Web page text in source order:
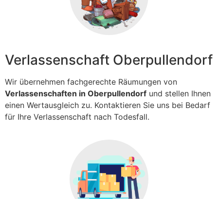
Verlassenschaft Oberpullendorf
Wir übernehmen fachgerechte Räumungen von
Verlassenschaften in Oberpullendorf und stellen Ihnen
einen Wertausgleich zu. Kontaktieren Sie uns bei Bedarf
für Ihre Verlassenschaft nach Todesfall.